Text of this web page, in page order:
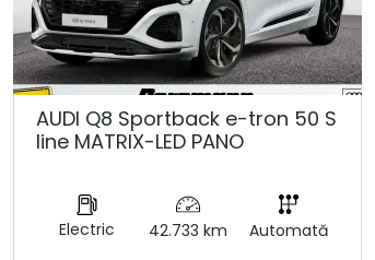
AUDI Q8 Sportback e-tron 50 S
line MATRIX-LED PANO
Electric 42.733 km Automată